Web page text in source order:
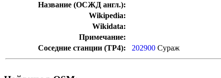
Название (ОСЖД англ.):
Wikipedia:
Wikidata:
Примечание:
Соседние станции (ТР4):
202900 Сураж